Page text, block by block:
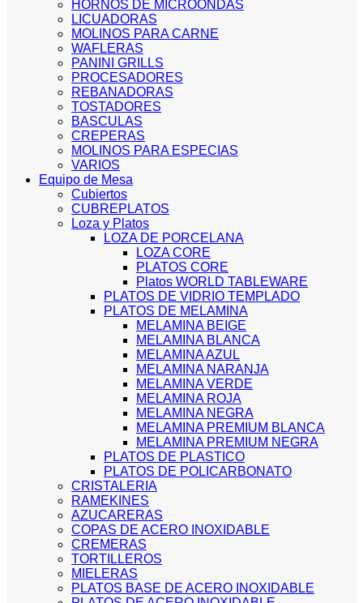
HORNOS DE MICROONDAS
LICUADORAS
MOLINOS PARA CARNE
WAFLERAS
PANINI GRILLS
PROCESADORES
REBANADORAS
TOSTADORES
BASCULAS
CREPERAS
MOLINOS PARA ESPECIAS
VARIOS
Equipo de Mesa
Cubiertos
CUBREPLATOS
Loza y Platos
LOZA DE PORCELANA
LOZA CORE
PLATOS CORE
Platos WORLD TABLEWARE
PLATOS DE VIDRIO TEMPLADO
PLATOS DE MELAMINA
MELAMINA BEIGE
MELAMINA BLANCA
MELAMINA AZUL
MELAMINA NARANJA
MELAMINA VERDE
MELAMINA ROJA
MELAMINA NEGRA
MELAMINA PREMIUM BLANCA
MELAMINA PREMIUM NEGRA
PLATOS DE PLASTICO
PLATOS DE POLICARBONATO
CRISTALERIA
RAMEKINES
AZUCARERAS
COPAS DE ACERO INOXIDABLE
CREMERAS
TORTILLEROS
MIELERAS
PLATOS BASE DE ACERO INOXIDABLE